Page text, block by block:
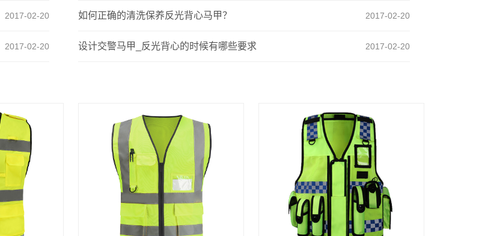
2017-02-20 2017-02-20
如何正确的清洗保养反光背心马甲？
2017-02-20 2017-02-20
设计交警马甲_反光背心的时候有哪些要求